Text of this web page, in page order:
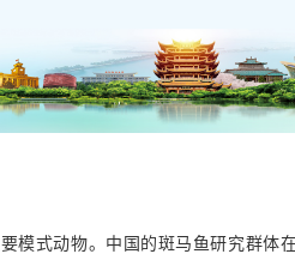
模式动物。中国的斑马鱼研究群体